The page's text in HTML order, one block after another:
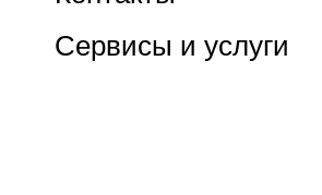
Сервисы и услуги